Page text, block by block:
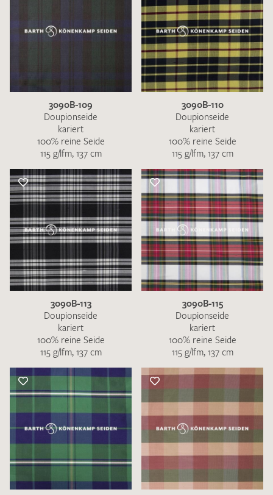
3090B-109
Doupionseide
kariert
100% reine Seide
115 g/lfm, 137 cm
3090B-110
Doupionseide
kariert
100% reine Seide
115 g/lfm, 137 cm
3090B-113
Doupionseide
kariert
100% reine Seide
115 g/lfm, 137 cm
3090B-115
Doupionseide
kariert
100% reine Seide
115 g/lfm, 137 cm